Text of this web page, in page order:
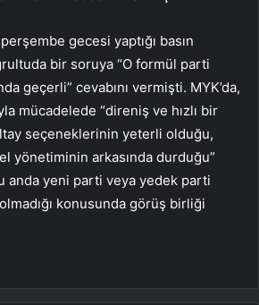
gecesi yaptığı basın
bir soruya “O formül parti
geçerli” cevabını vermişti. MYK’da,
mücadelede “direniş ve hızlı bir
seçeneklerinin yeterli olduğu,
yönetiminin arkasında durduğu”
anda yeni parti veya yedek parti
konusunda görüş birliği